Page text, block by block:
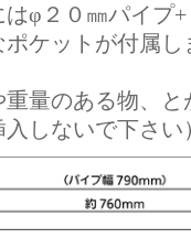
はφ２０㎜パイプ
ポケットが付属し
重量のある物、
入しないで下さい